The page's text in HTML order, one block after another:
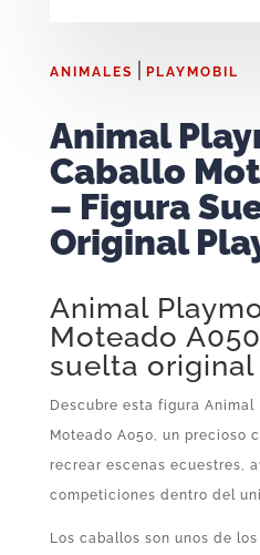
ANIMALES PLAYMOBIL
Animal
Caballo
– Figura
Original
Animal
Moteado
suelta
Descubre esta figura Animal
Moteado A050, un precioso
recrear escenas ecuestres,
competiciones dentro del
Los caballos son unos de